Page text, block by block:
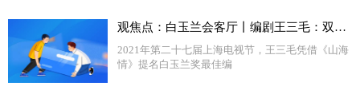
观焦点：白玉兰会客厅丨编剧王三毛：双腿走入生活，用情用心创作
2021年第二十七届上海电视节，王三毛凭借《山海
情》提名白玉兰奖最佳编